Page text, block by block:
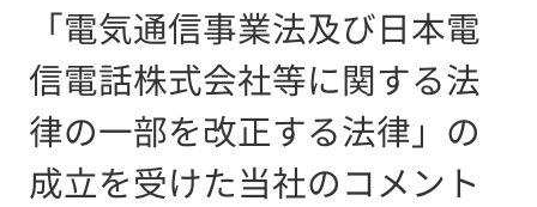
「電気通信事業法及び日本電
信電話株式会社等に関する法
律の一部を改正する法律」の
成立を受けた当社のコメント